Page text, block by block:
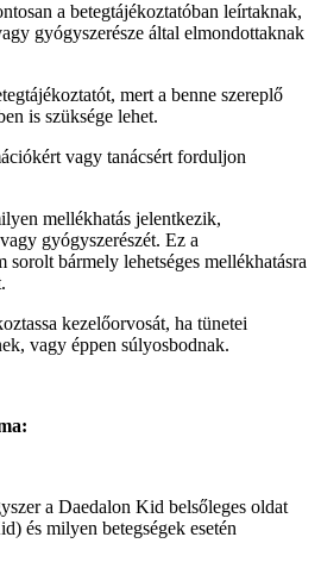
a betegtájékoztatóban leírtaknak,
gyógyszerésze által elmondottaknak
mert a benne szereplő
is szüksége lehet.
vagy tanácsért forduljon
jelentkezik,
gyógyszerészét. Ez a
sorolt bármely lehetséges mellékhatásra
kezelőorvosát, ha tünetei
vagy éppen súlyosbodnak.
a Daedalon Kid belsőleges oldat
és milyen betegségek esetén